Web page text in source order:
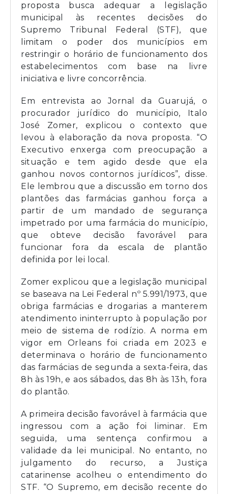
proposta busca adequar a legislação
municipal às recentes decisões do
Supremo Tribunal Federal (STF), que
limitam o poder dos municípios em
restringir o horário de funcionamento dos
estabelecimentos com base na livre
iniciativa e livre concorrência.
Em entrevista ao Jornal da Guarujá, o
procurador jurídico do município, Italo
José Zomer, explicou o contexto que
levou à elaboração da nova proposta. “O
Executivo enxerga com preocupação a
situação e tem agido desde que ela
ganhou novos contornos jurídicos”, disse.
Ele lembrou que a discussão em torno dos
plantões das farmácias ganhou força a
partir de um mandado de segurança
impetrado por uma farmácia do município,
que obteve decisão favorável para
funcionar fora da escala de plantão
definida por lei local.
Zomer explicou que a legislação municipal
se baseava na Lei Federal nº 5.991/1973, que
obriga farmácias e drogarias a manterem
atendimento ininterrupto à população por
meio de sistema de rodízio. A norma em
vigor em Orleans foi criada em 2023 e
determinava o horário de funcionamento
das farmácias de segunda a sexta-feira, das
8h às 19h, e aos sábados, das 8h às 13h, fora
do plantão.
A primeira decisão favorável à farmácia que
ingressou com a ação foi liminar. Em
seguida, uma sentença confirmou a
validade da lei municipal. No entanto, no
julgamento do recurso, a Justiça
catarinense acolheu o entendimento do
STF. “O Supremo, em decisão recente do